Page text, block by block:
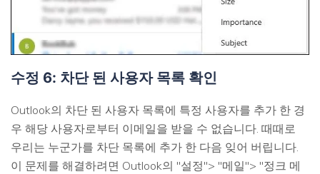
수정 6: 차단 된 사용자 목록 확인
Outlook의 차단 된 사용자 목록에 특정 사용자를 추가 한 경
우 해당 사용자로부터 이메일을 받을 수 없습니다. 때때로
우리는 누군가를 차단 목록에 추가 한 다음 잊어 버립니다.
이 문제를 해결하려면 Outlook의 "설정"> "메일"> "정크 메